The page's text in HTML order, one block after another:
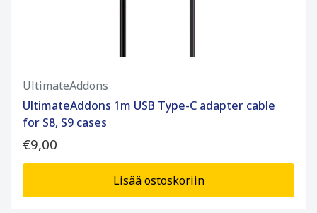
UltimateAddons
UltimateAddons 1m USB Type-C adapter cable
for S8, S9 cases
€9,00
Lisää ostoskoriin